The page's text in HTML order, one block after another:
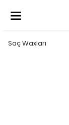
Saç Waxları